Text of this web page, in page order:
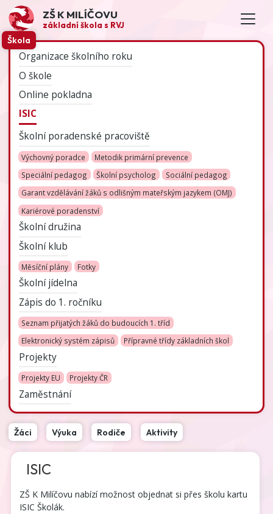
ZŠ K MILÍČOVU
základní škola s RVJ
Škola
Organizace školního roku
O škole
Online pokladna
ISIC
Školní poradenské pracoviště
Výchovný poradce
Metodik primární prevence
Speciální pedagog
Školní psycholog
Sociální pedagog
Garant vzdělávání žáků s odlišným mateřským jazykem (OMJ)
Kariérové poradenství
Školní družina
Školní klub
Měsíční plány Fotky
Školní jídelna
Zápis do 1. ročníku
Seznam přijatých žáků do budoucích 1. tříd
Elektronický systém zápisů
Přípravné třídy základních škol
Projekty
Projekty EU Projekty ČR
Zaměstnání
Žáci Výuka Rodiče Aktivity
ISIC
ZŠ K Milíčovu nabízí možnost objednat si přes školu kartu
ISIC Školák.